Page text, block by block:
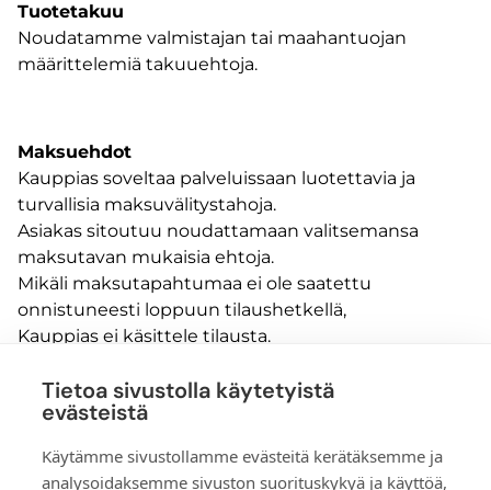
Tietoa sivustolla käytetyistä
evästeistä
Käytämme sivustollamme evästeitä kerätäksemme ja
analysoidaksemme sivuston suorituskykyä ja käyttöä,
Tuotetakuu
Noudatamme valmistajan tai maahantuojan
määrittelemiä takuuehtoja.
Maksuehdot
Kauppias soveltaa palveluissaan luotettavia ja
turvallisia maksuvälitystahoja.
Asiakas sitoutuu noudattamaan valitsemansa
maksutavan mukaisia ehtoja.
Mikäli maksutapahtumaa ei ole saatettu
onnistuneesti loppuun tilaushetkellä,
Kauppias ei käsittele tilausta.
Sportbalance Oy
info@sportbalance.fi